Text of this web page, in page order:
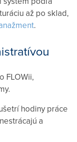
až po sklad,
.
FLOWii,
hodiny práce
a